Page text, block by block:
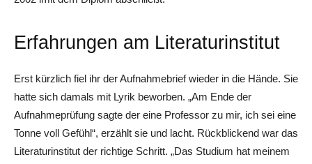
Erfahrungen am Literaturinstitut
Erst kürzlich fiel ihr der Aufnahmebrief wieder in die Hände. Sie
hatte sich damals mit Lyrik beworben. „Am Ende der
Aufnahmeprüfung sagte der eine Professor zu mir, ich sei eine
Tonne voll Gefühl“, erzählt sie und lacht. Rückblickend war das
Literaturinstitut der richtige Schritt. „Das Studium hat meinem